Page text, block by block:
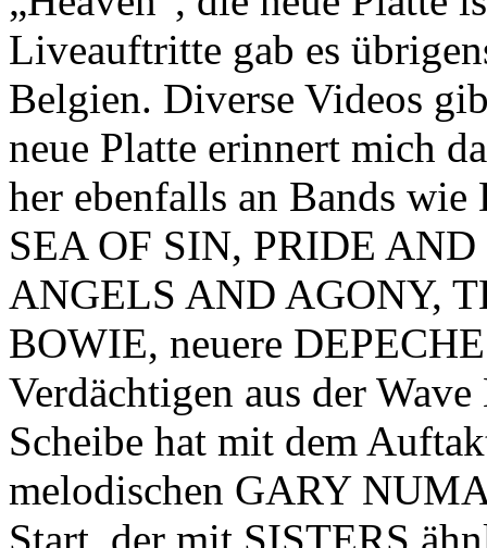
Liveauftritte gab es
Belgien. Diverse Videos
neue Platte erinnert mich
her ebenfalls an Bands
SEA OF SIN, PRIDE
ANGELS AND AGONY,
BOWIE, neuere
Verdächtigen aus der
Scheibe hat mit dem
melodischen GARY
Start, der mit SISTERS